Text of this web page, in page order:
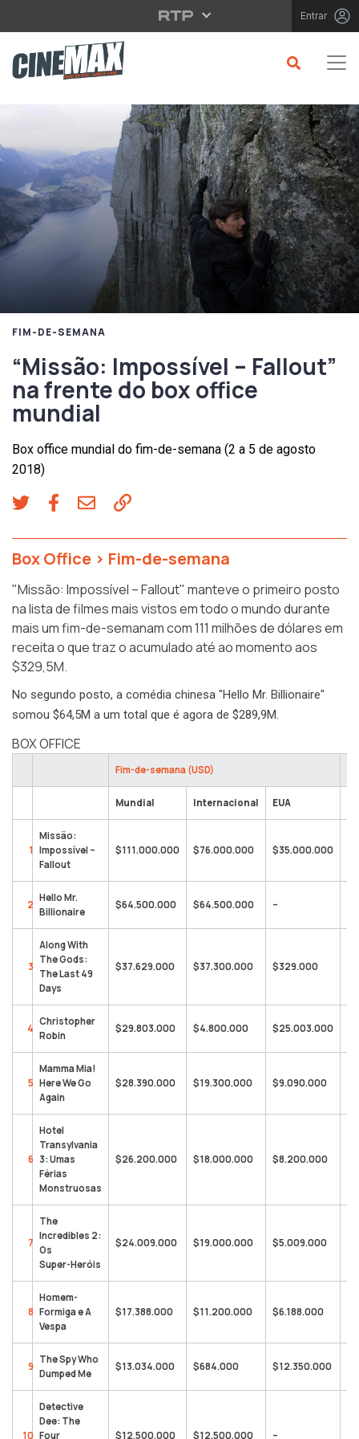
Saltar para o conteúdo principal Entrar
FIM-DE-SEMANA
“Missão: Impossível – Fallout”
na frente do box office
mundial
Box office mundial do fim-de-semana (2 a 5 de agosto
2018)
Box Office > Fim-de-semana
"Missão: Impossível – Fallout" manteve o primeiro posto
na lista de filmes mais vistos em todo o mundo durante
mais um fim-de-semanam com 111 milhões de dólares em
receita o que traz o acumulado até ao momento aos
$329,5M.
No segundo posto, a comédia chinesa "Hello Mr. Billionaire"
somou $64,5M a um total que é agora de $289,9M.
BOX OFFICE
Fim-de-semana (USD)
Mundial Internacional EUA
1
Missão:
Impossível –
Fallout
$111.000.000 $76.000.000 $35.000.000
2
Hello Mr.
Billionaire
$64.500.000 $64.500.000 –
3
Along With
The Gods:
The Last 49
Days
$37.629.000 $37.300.000 $329.000
4
Christopher
Robin
$29.803.000 $4.800.000 $25.003.000
5
Mamma Mia!
Here We Go
Again
$28.390.000 $19.300.000 $9.090.000
6
Hotel
Transylvania
3: Umas
Férias
Monstruosas
$26.200.000 $18.000.000 $8.200.000
7
The
Incredibles 2:
Os
Super-Heróis
$24.009.000 $19.000.000 $5.009.000
8
Homem-
Formiga e A
Vespa
$17.388.000 $11.200.000 $6.188.000
9
The Spy Who
Dumped Me
$13.034.000 $684.000 $12.350.000
10
Detective
Dee: The
Four
$12.500.000 $12.500.000 –